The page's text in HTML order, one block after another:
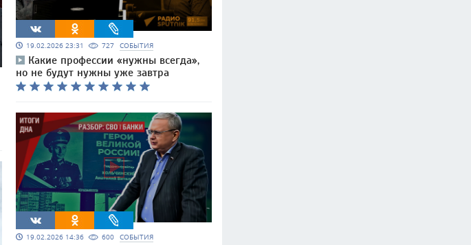
19.02.2026 23:31 727 СОБЫТИЯ
Какие профессии «нужны всегда»,
но не будут нужны уже завтра
19.02.2026 14:36 600 СОБЫТИЯ